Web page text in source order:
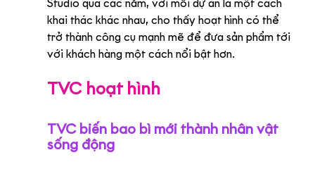
Studio qua các năm, với mỗi dự án là một cách
khai thác khác nhau, cho thấy hoạt hình có thể
trở thành công cụ mạnh mẽ để đưa sản phẩm tới
với khách hàng một cách nổi bật hơn.
TVC hoạt hình
TVC biến bao bì mới thành nhân vật
sống động